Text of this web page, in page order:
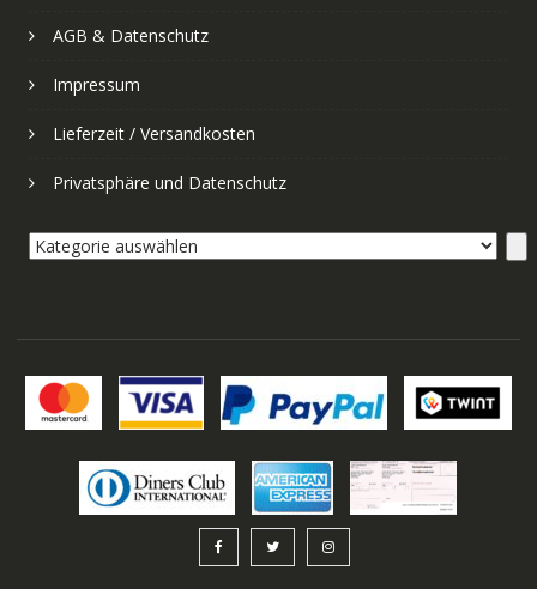
AGB & Datenschutz
Impressum
Lieferzeit / Versandkosten
Privatsphäre und Datenschutz
Kategorie